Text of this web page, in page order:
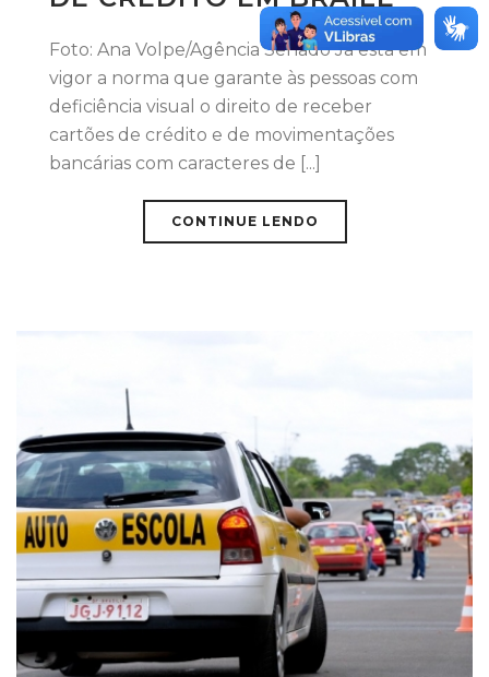
Foto: Ana Volpe/Agência Senado Já está em
vigor a norma que garante às pessoas com
deficiência visual o direito de receber
cartões de crédito e de movimentações
bancárias com caracteres de [...]
CONTINUE LENDO